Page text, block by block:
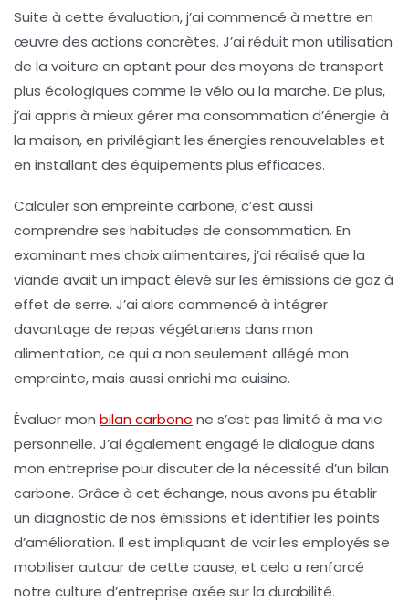
Suite à cette évaluation, j’ai commencé à mettre en
œuvre des actions concrètes. J’ai réduit mon utilisation
de la voiture en optant pour des moyens de transport
plus écologiques comme le vélo ou la marche. De plus,
j’ai appris à mieux gérer ma consommation d’énergie à
la maison, en privilégiant les énergies renouvelables et
en installant des équipements plus efficaces.
Calculer son empreinte carbone, c’est aussi
comprendre ses habitudes de consommation. En
examinant mes choix alimentaires, j’ai réalisé que la
viande avait un impact élevé sur les émissions de gaz à
effet de serre. J’ai alors commencé à intégrer
davantage de repas végétariens dans mon
alimentation, ce qui a non seulement allégé mon
empreinte, mais aussi enrichi ma cuisine.
Évaluer mon bilan carbone ne s’est pas limité à ma vie
personnelle. J’ai également engagé le dialogue dans
mon entreprise pour discuter de la nécessité d’un bilan
carbone. Grâce à cet échange, nous avons pu établir
un diagnostic de nos émissions et identifier les points
d’amélioration. Il est impliquant de voir les employés se
mobiliser autour de cette cause, et cela a renforcé
notre culture d’entreprise axée sur la durabilité.